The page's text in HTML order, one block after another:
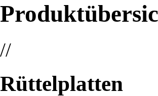
//
Rüttelplatten